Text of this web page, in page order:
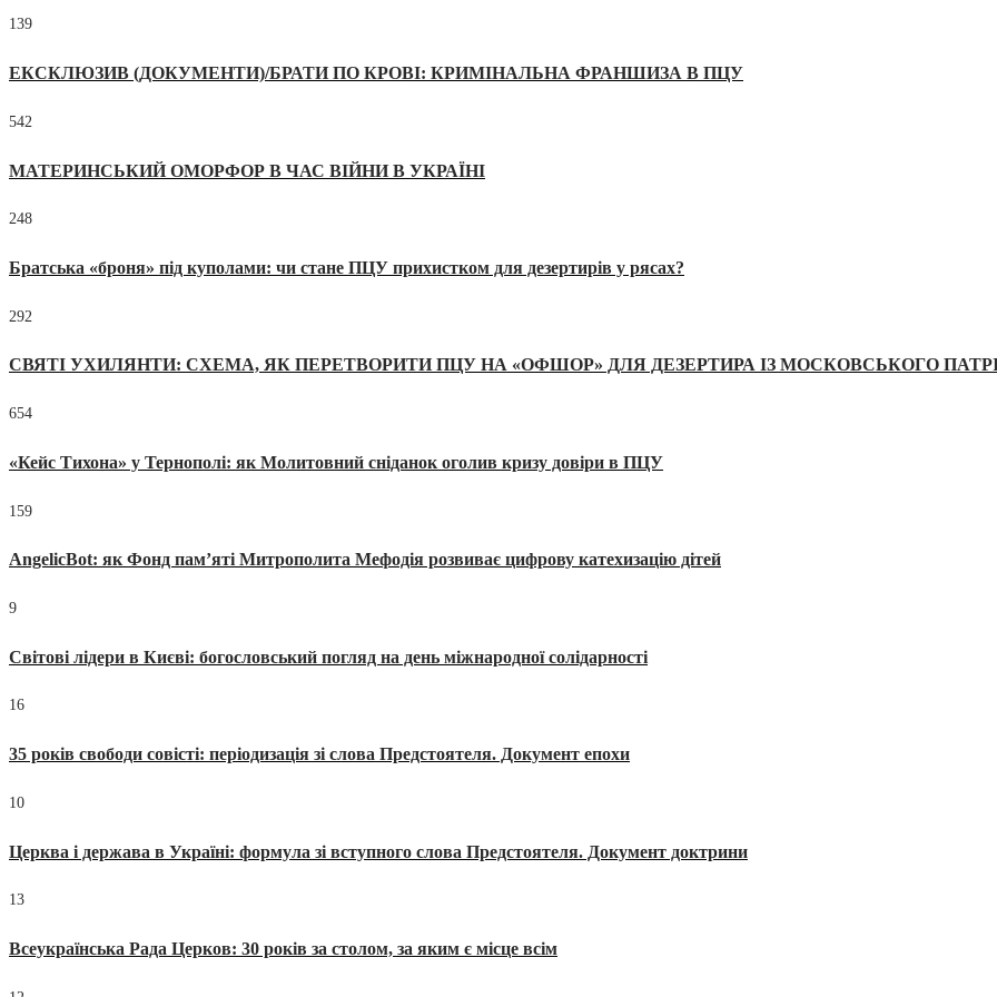
139
ЕКСКЛЮЗИВ (ДОКУМЕНТИ)/БРАТИ ПО КРОВІ: КРИМІНАЛЬНА ФРАНШИЗА В ПЦУ
542
МАТЕРИНСЬКИЙ ОМОРФОР В ЧАС ВІЙНИ В УКРАЇНІ
248
Братська «броня» під куполами: чи стане ПЦУ прихистком для дезертирів у рясах?
292
СВЯТІ УХИЛЯНТИ: СХЕМА, ЯК ПЕРЕТВОРИТИ ПЦУ НА «ОФШОР» ДЛЯ ДЕЗЕРТИРА ІЗ МОСКОВСЬКОГО
654
«Кейс Тихона» у Тернополі: як Молитовний сніданок оголив кризу довіри в ПЦУ
159
AngelicBot: як Фонд пам’яті Митрополита Мефодія розвиває цифрову катехизацію дітей
9
Світові лідери в Києві: богословський погляд на день міжнародної солідарності
16
35 років свободи совісті: періодизація зі слова Предстоятеля. Документ епохи
10
Церква і держава в Україні: формула зі вступного слова Предстоятеля. Документ доктрини
13
Всеукраїнська Рада Церков: 30 років за столом, за яким є місце всім